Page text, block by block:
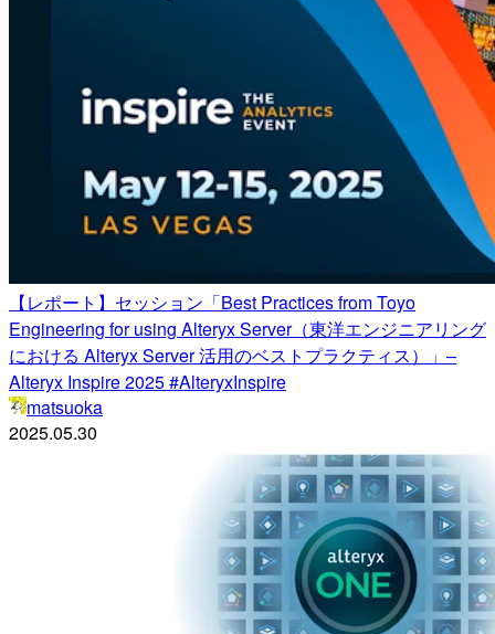
【レポート】セッション「Best Practices from Toyo
Engineering for using Alteryx Server（東洋エンジニアリング
における Alteryx Server 活用のベストプラクティス）」–
Alteryx Inspire 2025 #AlteryxInspire
matsuoka
2025.05.30